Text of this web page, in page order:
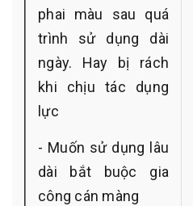
phai màu sau quá
trình sử dụng dài
ngày. Hay bị rách
khi chịu tác dụng
lực
- Muốn sử dụng lâu
dài bắt buộc gia
công cán màng